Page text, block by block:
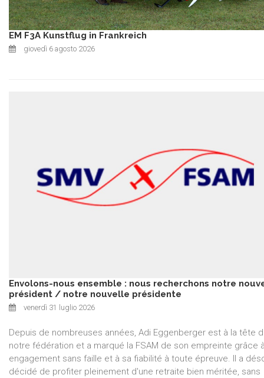
EM F3A Kunstflug in Frankreich
giovedì 6 agosto 2026
Envolons-nous ensemble : nous recherchons notre
président / notre nouvelle présidente
venerdì 31 luglio 2026
Depuis de nombreuses années, Adi Eggenberger est à la tête
notre fédération et a marqué la FSAM de son empreinte grâce
engagement sans faille et à sa fiabilité à toute épreuve. Il a
décidé de profiter pleinement d'une retraite bien méritée, sans